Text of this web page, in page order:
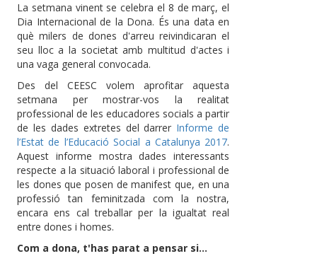
La setmana vinent se celebra el 8 de març, el
Dia Internacional de la Dona. És una data en
què milers de dones d'arreu reivindicaran el
seu lloc a la societat amb multitud d'actes i
una vaga general convocada.
Des del CEESC volem aprofitar aquesta
setmana per mostrar-vos la realitat
professional de les educadores socials a partir
de les dades extretes del darrer Informe de
l’Estat de l’Educació Social a Catalunya 2017.
Aquest informe mostra dades interessants
respecte a la situació laboral i professional de
les dones que posen de manifest que, en una
professió tan feminitzada com la nostra,
encara ens cal treballar per la igualtat real
entre dones i homes.
Com a dona, t'has parat a pensar si...